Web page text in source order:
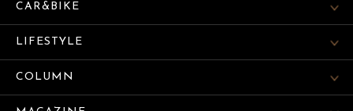
CAR&BIKE
LIFESTYLE
COLUMN